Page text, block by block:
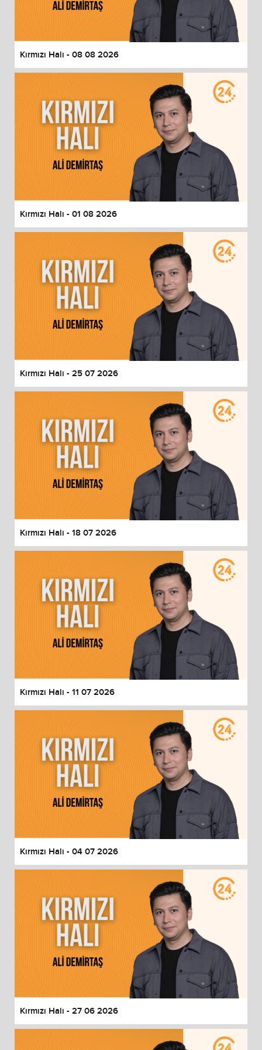
End of dialog window.
Kırmızı Halı - 08 08 2026
Kırmızı Halı - 01 08 2026
Kırmızı Halı - 25 07 2026
Kırmızı Halı - 18 07 2026
Kırmızı Halı - 11 07 2026
Kırmızı Halı - 04 07 2026
Kırmızı Halı - 27 06 2026